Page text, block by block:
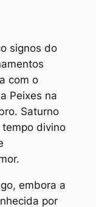
signos do
com o
Peixes na
Saturno
divino
embora a
por